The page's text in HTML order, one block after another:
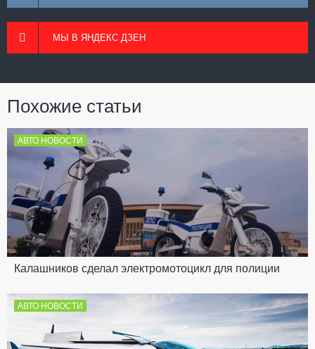
МЫ В ЯНДЕКС ДЗЕН
Похожие статьи
АВТО НОВОСТИ
Калашников сделал электромотоцикл для полиции
АВТО НОВОСТИ